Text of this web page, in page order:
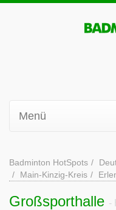
Menü
Badminton HotSpots
Main-Kinzig-Kreis
Großsporthalle -